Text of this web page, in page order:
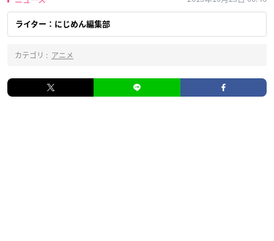
ライター：にじめん編集部
カテゴリ : アニメ